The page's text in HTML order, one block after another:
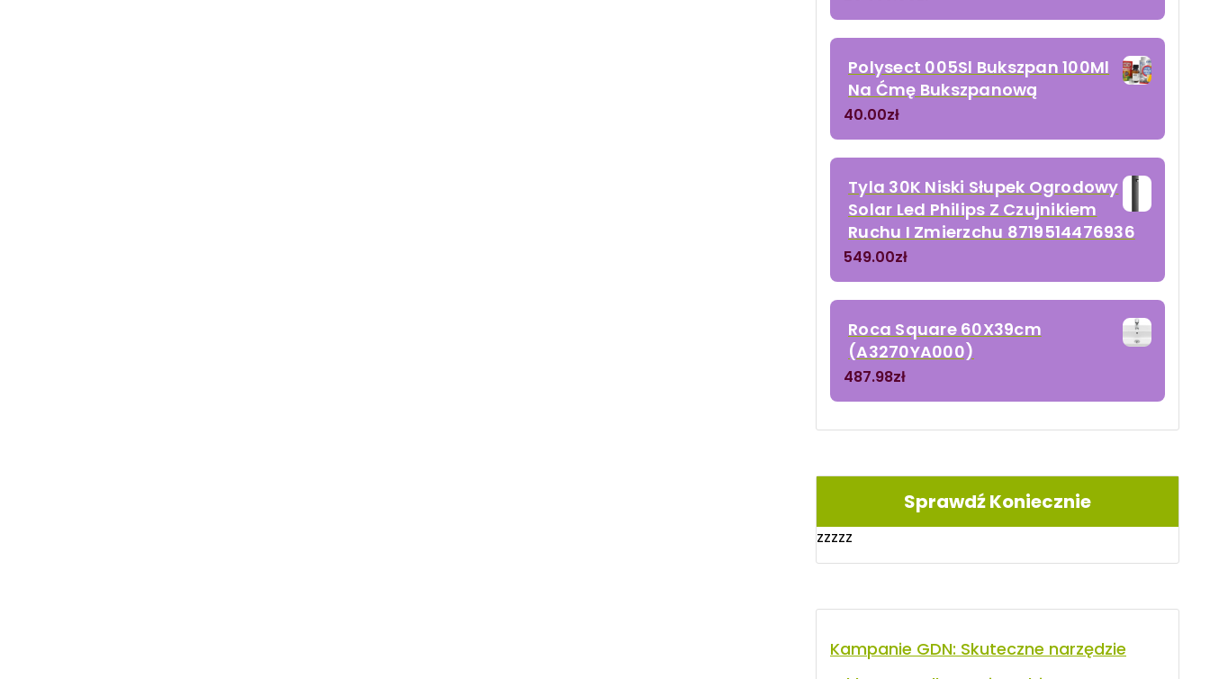
Polysect 005Sl Bukszpan 100Ml
Na Ćmę Bukszpanową
40.00zł
Tyla 30K Niski Słupek Ogrodowy
Solar Led Philips Z Czujnikiem
Ruchu I Zmierzchu 8719514476936
549.00zł
Roca Square 60X39cm
(A3270YA000)
487.98zł
Sprawdź Koniecznie
zzzzz
Kampanie GDN: Skuteczne narzędzie